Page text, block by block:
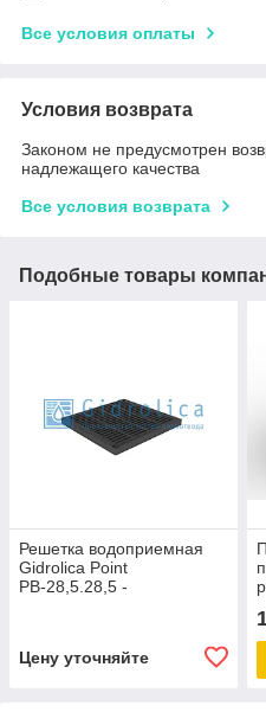
Все условия оплаты
Условия возврата
Законом не предусмотрен
надлежащего качества
Все условия возврата
Подобные товары
Решетка водоприемная
Gidrolica Point
РВ-28,5.28,5 -
Цену уточняйте